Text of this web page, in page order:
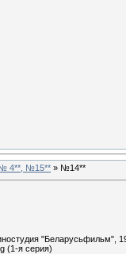
4**, №15** » №14**
"Беларусьфильм",
(1-я серия)